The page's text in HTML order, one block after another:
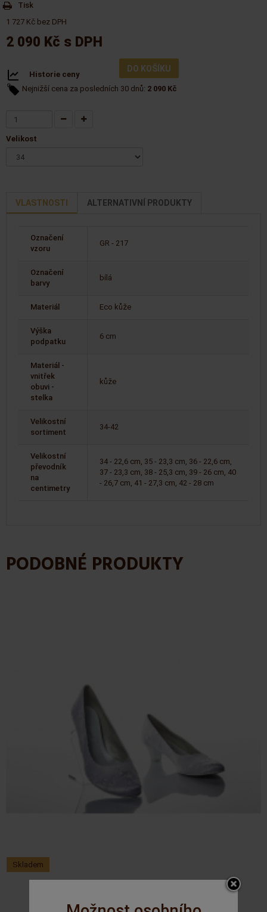
Tisk
1 727 Kč bez DPH
2 090 Kč s DPH
Historie ceny
Nejnižší cena za posledních 30 dnů: 2 090 Kč
DO KOŠÍKU
Velikost
VLASTNOSTI ALTERNATIVNÍ PRODUKTY
Označení
vzoru
GR - 217
Označení
barvy
bílá
Materiál Eco kůže
Výška
podpatku
6 cm
Materiál -
vnitřek
obuvi -
stelka
kůže
Velikostní
sortiment
34-42
Velikostní
převodník
na
centimetry
34 - 22,6 cm, 35 - 23,3 cm, 36 - 22,6 cm,
37 - 23,3 cm, 38 - 25,3 cm, 39 - 26 cm, 40
- 26,7 cm, 41 - 27,3 cm, 42 - 28 cm
PODOBNÉ PRODUKTY
Skladem